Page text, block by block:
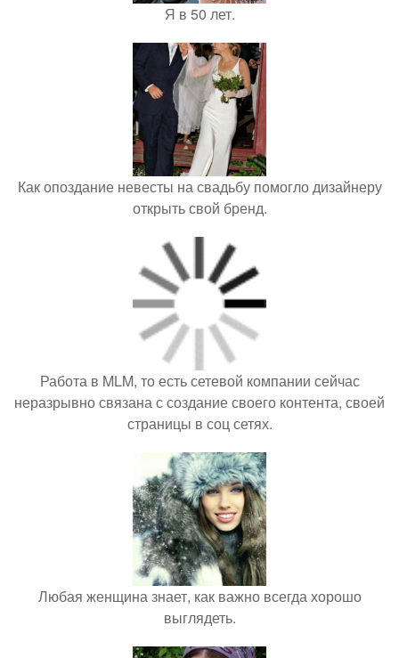
Я в 50 лет.
Как опоздание невесты на свадьбу помогло дизайнеру
открыть свой бренд.
Работа в MLM, то есть сетевой компании сейчас
неразрывно связана с создание своего контента, своей
страницы в соц сетях.
Любая женщина знает, как важно всегда хорошо
выглядеть.